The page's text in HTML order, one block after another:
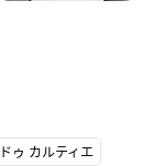
ゥ カルティエ